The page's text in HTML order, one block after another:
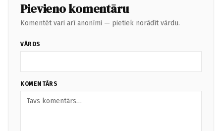
Pievieno komentāru
Komentēt vari arī anonīmi — pietiek norādīt vārdu.
VĀRDS
KOMENTĀRS